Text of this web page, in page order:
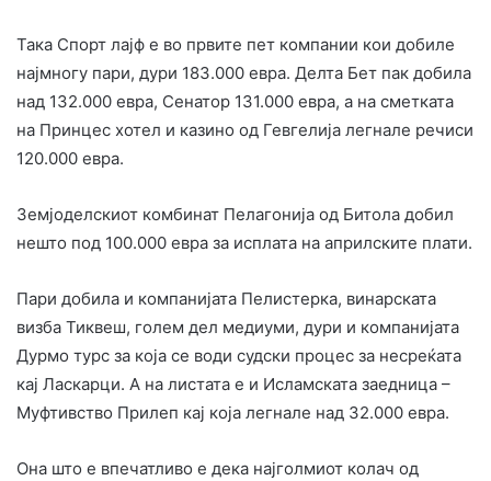
Така Спорт лајф е во првите пет компании кои добиле
најмногу пари, дури 183.000 евра. Делта Бет пак добила
над 132.000 евра, Сенатор 131.000 евра, а на сметката
на Принцес хотел и казино од Гевгелија легнале речиси
120.000 евра.
Земјоделскиот комбинат Пелагонија од Битола добил
нешто под 100.000 евра за исплата на априлските плати.
Пари добила и компанијата Пелистерка, винарската
визба Тиквеш, голем дел медиуми, дури и компанијата
Дурмо турс за која се води судски процес за несреќата
кај Ласкарци. А на листата е и Исламската заедница –
Муфтивство Прилеп кај која легнале над 32.000 евра.
Она што е впечатливо е дека најголмиот колач од